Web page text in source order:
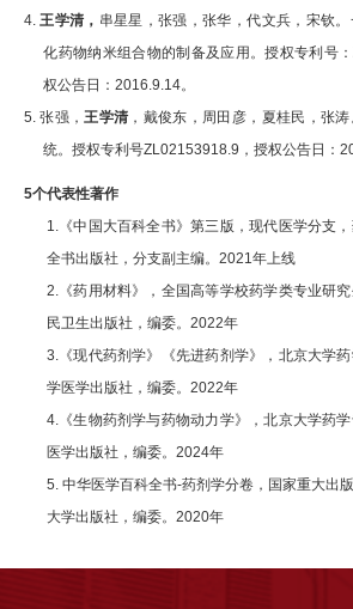
4.王学清， 串星星，张强，张华，代文兵，宋钦
化药物纳米组合物的制备及应用。授权专利号：
权公告日：2016.9.14。
5.张强，王学清 ，戴俊东，周田彦，夏桂民，张
统。授权专利号ZL02153918.9 ，授权公告日：
5个代表性著作
1.《中国大百科全书》第三版，现代医学分支
全书出版社，分支副主编。 2021年上线
2.《药用材料》，全国高等学校药学类专业研
民卫生出版社，编委。 2022年
3.《现代药剂学》《先进药剂学》，北京大学
学医学出版社，编委。 2022年
4.《生物药剂学与药物动力学》，北京大学药
医学出版社，编委。 2024年
5. 中华医学百科全书-药剂学分卷，国家重大出
大学出版社，编委。 2020年